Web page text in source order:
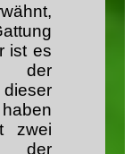
ist es
der
zwei
der